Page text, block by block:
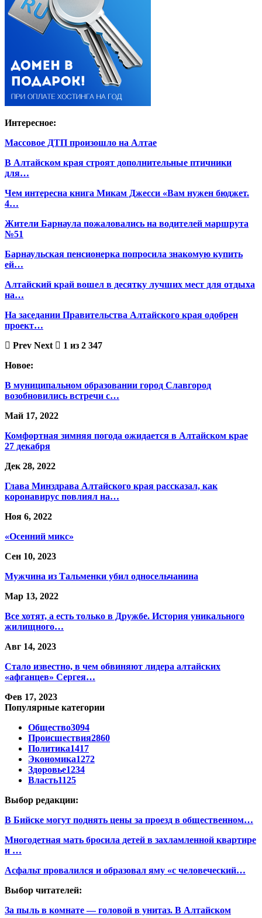
Интересное:
Массовое ДТП произошло на Алтае
В Алтайском края строят дополнительные птичники
для…
Чем интересна книга Микам Джесси «Вам нужен бюджет.
4…
Жители Барнаула пожаловались на водителей маршрута
№51
Барнаульская пенсионерка попросила знакомую купить
ей…
Алтайский край вошел в десятку лучших мест для отдыха
на…
На заседании Правительства Алтайского края одобрен
проект…
Prev Next
1 из 2 347
Новое:
В муниципальном образовании город Славгород
возобновились встречи с…
Май 17, 2022
Комфортная зимняя погода ожидается в Алтайском крае
27 декабря
Дек 28, 2022
Глава Минздрава Алтайского края рассказал, как
коронавирус повлиял на…
Ноя 6, 2022
«Осенний микс»
Сен 10, 2023
Мужчина из Тальменки убил односельчанина
Мар 13, 2022
Все хотят, а есть только в Дружбе. История уникального
жилищного…
Авг 14, 2023
Стало известно, в чем обвиняют лидера алтайских
«афганцев» Сергея…
Фев 17, 2023
Популярные категории
Общество3094
Происшествия2860
Политика1417
Экономика1272
Здоровье1234
Власть1125
Выбор редакции:
В Бийске могут поднять цены за проезд в общественном…
Многодетная мать бросила детей в захламленной квартире
и …
Асфальт провалился и образовал яму «с человеческий…
Выбор читателей:
За пыль в комнате — головой в унитаз. В Алтайском